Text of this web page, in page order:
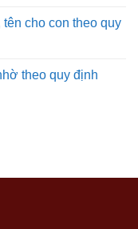
cho con theo quy
theo quy định